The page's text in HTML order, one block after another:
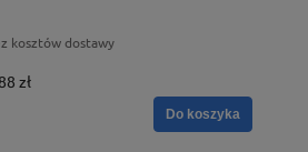
kosztów dostawy
zł
Do koszyka